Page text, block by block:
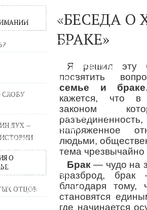
ЧТЕНИЕ
МОЛИТВА
И СТАРЧЕСТВО
СО СТРАСТЯМИ
В ДОМЕ
ЗЕМНОГО СЧАСТЬЯ
СУПРУЖЕСТВО
В СКОРБЯХ
МОИ ПЕЧАЛИ
- РАДОСТЬ
ПОМИНОВЕНИЕ
ДУХ —
О
ОТЦОВ
«БЕСЕДА
БРАКЕ»
Я решил эту
посвятить
семье и браке
кажется, что
законом
напряженное
людьми,
тема
Брак — чудо на
вразброд,
благодаря тому,
становятся
где начинается